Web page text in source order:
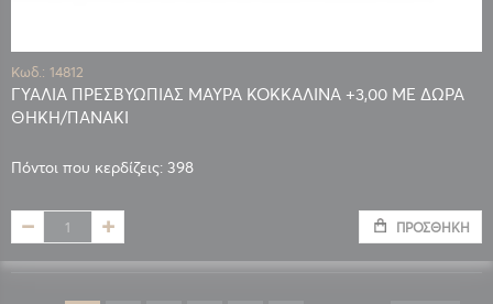
Κωδ.: 14812
ΓΥΑΛΙΑ ΠΡΕΣΒΥΩΠΙΑΣ ΜΑΥΡΑ ΚΟΚΚΑΛΙΝΑ +3,00 ΜΕ ΔΩΡΑ
ΘΗΚΗ/ΠΑΝΑΚΙ
Πόντοι που κερδίζεις: 398
ΠΡΟΣΘΉΚΗ